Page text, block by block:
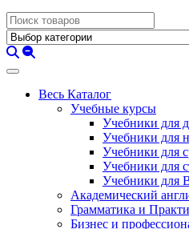
Весь Каталог
Учебные курсы
Учебники для
Учебники для
Учебники для
Учебники для
Учебники для
Академический
Грамматика и
Бизнес и